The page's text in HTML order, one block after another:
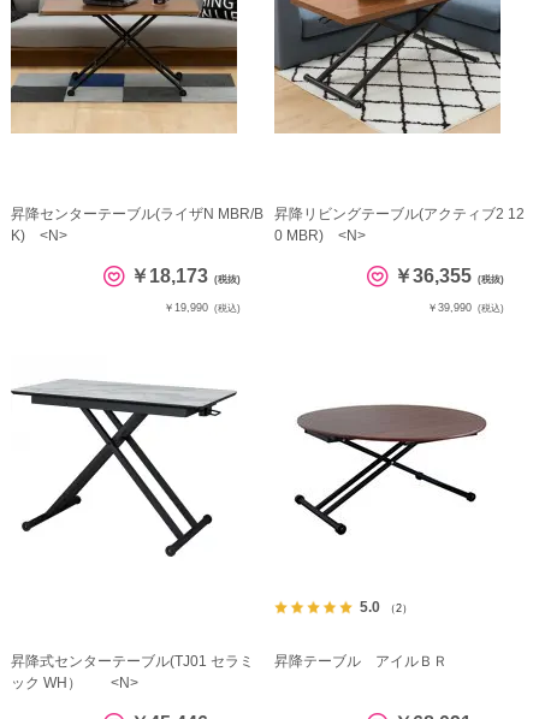
昇降センターテーブル(ライザN MBR/B
K) <N>
￥18,173 (税抜)
￥19,990 (税込)
昇降リビングテーブル(アクティブ2 12
0 MBR) <N>
￥36,355 (税抜)
￥39,990 (税込)
昇降式センターテーブル(TJ01 セラミ
ック WH） <N>
5.0 （2）
昇降テーブル アイルＢＲ